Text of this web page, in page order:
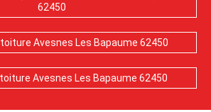
62450
Avesnes Les Bapaume 62450
Avesnes Les Bapaume 62450